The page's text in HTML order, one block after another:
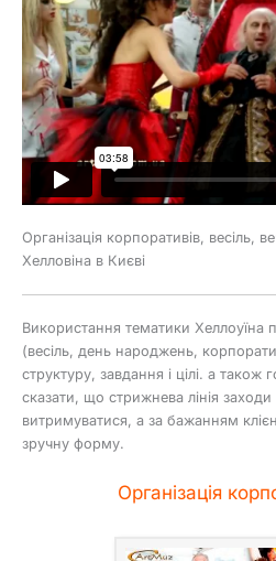
Організація корпоративів, весіль,
Хелловіна в Києві
Використання тематики Хеллоуїна
(весіль, день народжень,
структуру, завдання і цілі. а також
сказати, що стрижнева лінія
витримуватися, а за бажанням
зручну форму.
Організація